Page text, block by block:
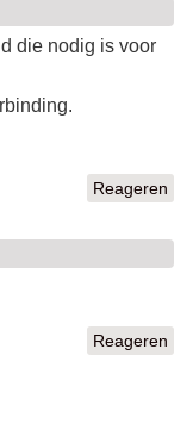
die nodig is voor
Reageren
Reageren